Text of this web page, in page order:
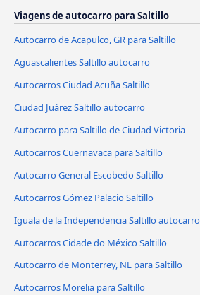
Viagens de autocarro para Saltillo
Autocarro de Acapulco, GR para Saltillo
Aguascalientes Saltillo autocarro
Autocarros Ciudad Acuña Saltillo
Ciudad Juárez Saltillo autocarro
Autocarro para Saltillo de Ciudad Victoria
Autocarros Cuernavaca para Saltillo
Autocarro General Escobedo Saltillo
Autocarros Gómez Palacio Saltillo
Iguala de la Independencia Saltillo autocarro
Autocarros Cidade do México Saltillo
Autocarro de Monterrey, NL para Saltillo
Autocarros Morelia para Saltillo